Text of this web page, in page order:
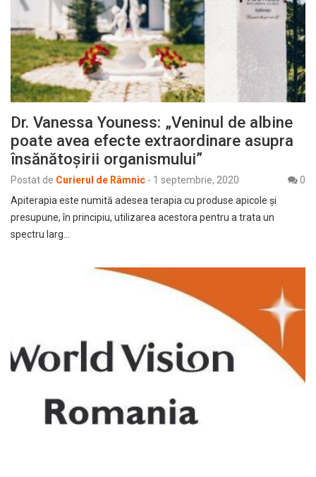
Dr. Vanessa Youness: „Veninul de albine
poate avea efecte extraordinare asupra
însănătoșirii organismului”
Postat de Curierul de Râmnic - 1 septembrie, 2020
0
Apiterapia este numită adesea terapia cu produse apicole și
presupune, în principiu, utilizarea acestora pentru a trata un
spectru larg…